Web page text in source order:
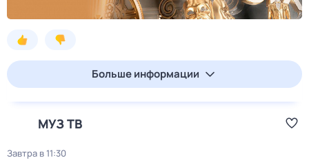
Больше информации
МУЗ ТВ
Завтра в 11:30